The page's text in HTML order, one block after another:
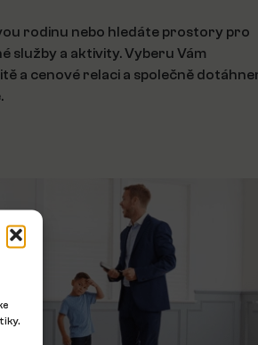
rodinu nebo hledáte prostory pro
služby a aktivity. Vyberu Vám
a cenové relaci a společně